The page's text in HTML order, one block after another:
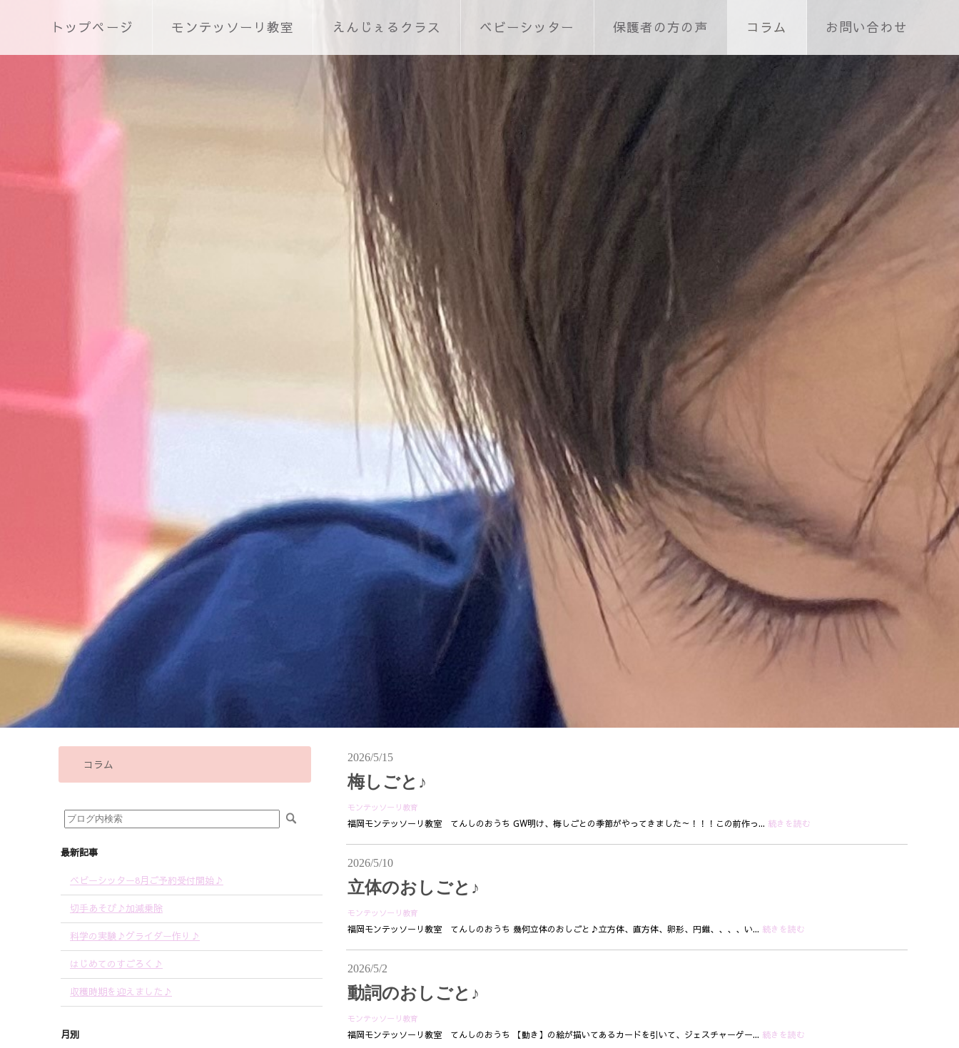
トップページ モンテッソーリ教室 えんじぇるクラス ベビーシッター 保護者の方の声 コラム お問い合わせ
コラム
最新記事
ベビーシッター8月ご予約受付開始♪
切手あそび♪加減乗除
科学の実験♪グライダー作り♪
はじめてのすごろく♪
収穫時期を迎えました♪
月別
2026/5/15
梅しごと♪
モンテッソーリ教育
福岡モンテッソーリ教室 てんしのおうち GW明け、梅しごとの季節がやってきました～！！！この前作っ... 続きを読む
2026/5/10
立体のおしごと♪
モンテッソーリ教育
福岡モンテッソーリ教室 てんしのおうち 幾何立体のおしごと♪立方体、直方体、卵形、円錐、、、、い... 続きを読む
2026/5/2
動詞のおしごと♪
モンテッソーリ教育
福岡モンテッソーリ教室 てんしのおうち 【動き】の絵が描いてあるカードを引いて、ジェスチャーゲー... 続きを読む